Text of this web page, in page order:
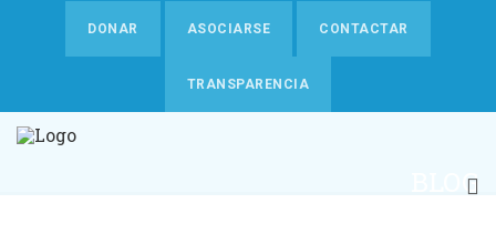
DONAR ASOCIARSE CONTACTAR
TRANSPARENCIA
BLOG